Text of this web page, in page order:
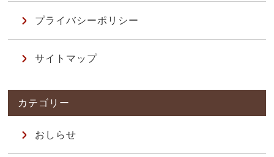
プライバシーポリシー
サイトマップ
おしらせ